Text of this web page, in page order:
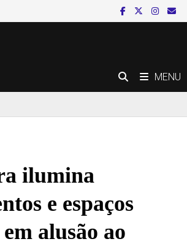
MENU
ilumina
e espaços
alusão ao